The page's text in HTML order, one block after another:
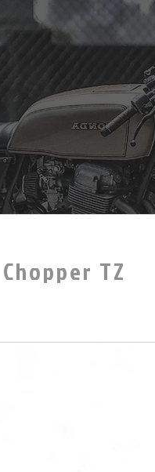
Chopper TZ